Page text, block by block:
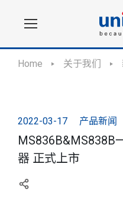
Home 关于我们
2022-03-17 产品新闻
MS836B&MS838B
器 正式上市